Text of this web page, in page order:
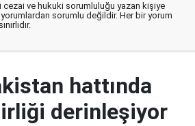
cezai ve hukuki sorumluluğu yazan kişiye
sorumlu değildir. Her bir yorum
hattında
derinleşiyor